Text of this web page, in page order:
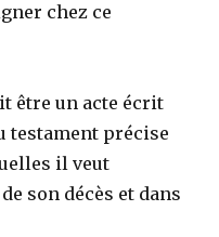
chez ce
être un acte écrit
testament précise
il veut
son décès et dans